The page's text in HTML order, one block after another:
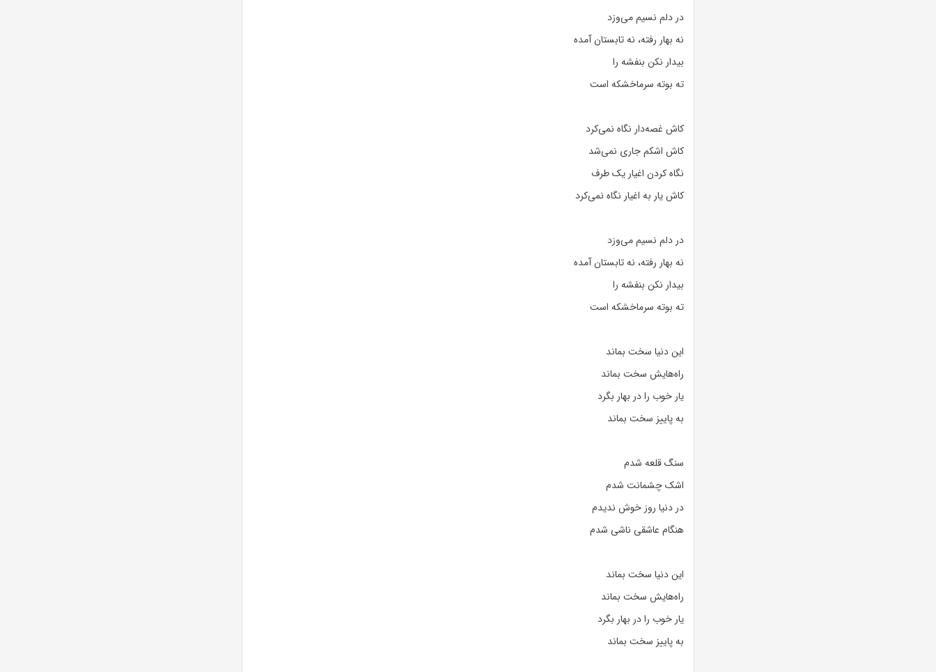
در دلم نسیم می‌وزد
نه بهار رفته، نه تابستان آمده
بیدار نکن بنفشه را
ته بوته سرماخشکه است
کاش غصه‌دار نگاه نمی‌کرد
کاش اشکم جاری نمی‌شد
نگاه کردن اغیار یک طرف
کاش یار به اغیار نگاه نمی‌کرد
در دلم نسیم می‌وزد
نه بهار رفته، نه تابستان آمده
بیدار نکن بنفشه را
ته بوته سرماخشکه است
این دنیا سخت بماند
راه‌هایش سخت بماند
یار خوب را در بهار بگرد
به پاییز سخت بماند
سنگ قلعه شدم
اشک چشمانت شدم
در دنیا روز خوش ندیدم
هنگام عاشقی ناشی شدم
این دنیا سخت بماند
راه‌هایش سخت بماند
یار خوب را در بهار بگرد
به پاییز سخت بماند